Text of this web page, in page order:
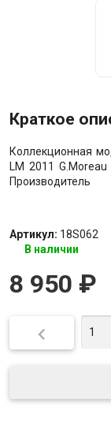
Краткое
Коллекционная
LM 2011
Производитель
Артикул: 18S062
В наличии
8 950 ₽
